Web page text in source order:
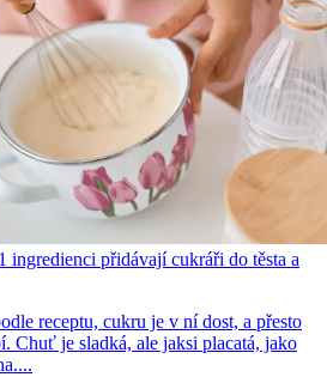
ingredienci přidávají cukráři do těsta a
receptu, cukru je v ní dost, a přesto
Chuť je sladká, ale jaksi placatá, jako